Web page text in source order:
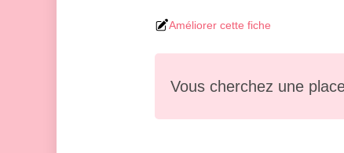
Améliorer cette fiche
Vous cherchez une